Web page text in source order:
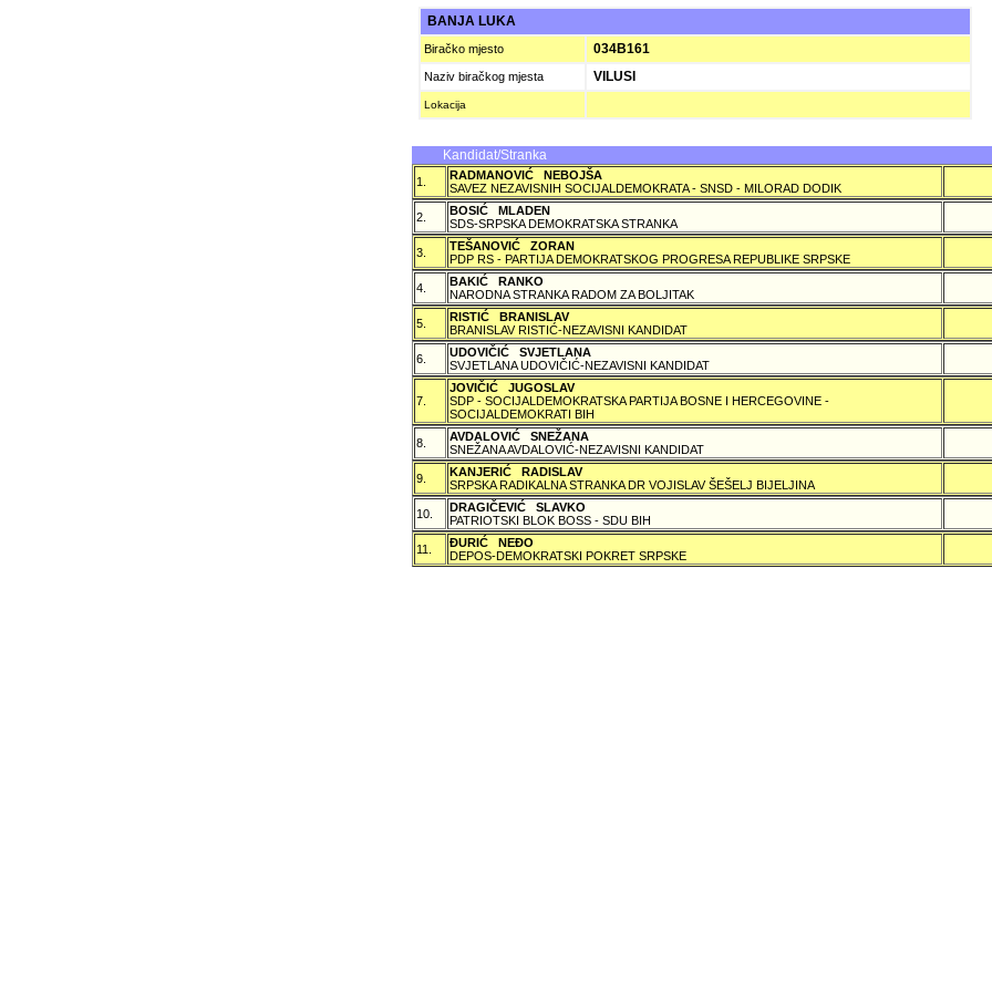
BANJA LUKA
Biračko mjesto 034B161
Naziv biračkog mjesta VILUSI
Lokacija
Kandidat/Stranka
1.
RADMANOVIĆ NEBOJŠA
SAVEZ NEZAVISNIH SOCIJALDEMOKRATA - SNSD - MILORAD DODIK
2.
BOSIĆ MLADEN
SDS-SRPSKA DEMOKRATSKA STRANKA
3.
TEŠANOVIĆ ZORAN
PDP RS - PARTIJA DEMOKRATSKOG PROGRESA REPUBLIKE SRPSKE
4.
BAKIĆ RANKO
NARODNA STRANKA RADOM ZA BOLJITAK
5.
RISTIĆ BRANISLAV
BRANISLAV RISTIĆ-NEZAVISNI KANDIDAT
6.
UDOVIČIĆ SVJETLANA
SVJETLANA UDOVIČIĆ-NEZAVISNI KANDIDAT
7.
JOVIČIĆ JUGOSLAV
SDP - SOCIJALDEMOKRATSKA PARTIJA BOSNE I HERCEGOVINE -
SOCIJALDEMOKRATI BIH
8.
AVDALOVIĆ SNEŽANA
SNEŽANA AVDALOVIĆ-NEZAVISNI KANDIDAT
9.
KANJERIĆ RADISLAV
SRPSKA RADIKALNA STRANKA DR VOJISLAV ŠEŠELJ BIJELJINA
10.
DRAGIČEVIĆ SLAVKO
PATRIOTSKI BLOK BOSS - SDU BIH
11.
ÐURIĆ NEÐO
DEPOS-DEMOKRATSKI POKRET SRPSKE